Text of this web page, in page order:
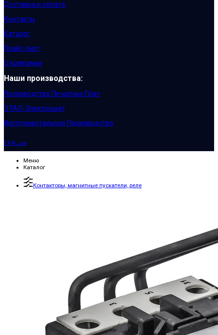
Доставка и оплата
Контакты
Каталог
Прайс-лист
О компании
Наши производства:
Производство Печатных Плат
ЭТАЛ-Электрощит
Инструментальное Производство
ETAL.ua
Меню
Каталог
Контакторы, магнитные пускатели, реле